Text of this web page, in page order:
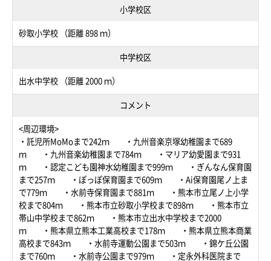
小学校区
砂取小学校 （距離 898 ｍ）
中学校区
出水中学校 （距離 2000 ｍ）
コメント
<周辺環境>
・託児所MoMoまで242ｍ ・九州音楽京塚幼稚園まで689
ｍ ・九州音楽幼稚園まで784ｍ ・マリア幼愛園まで931
ｍ ・認定こども園神水幼稚園まで999ｍ ・ぎんなん保育園
まで257ｍ ・ぽっぽ保育園まで609ｍ ・Ai保育園尾ノ上ま
で779ｍ ・水前寺保育園まで881ｍ ・熊本市立尾ノ上小学
校まで804ｍ ・熊本市立砂取小学校まで898ｍ ・熊本市立
帯山中学校まで862ｍ ・熊本市立出水中学校まで2000
ｍ ・熊本県立熊本工業高校まで178ｍ ・熊本県立熊本商業
高校まで843ｍ ・水前寺運動公園まで503ｍ ・錦ケ丘公園
まで760ｍ ・水前寺公園まで979ｍ ・定永外科医院まで